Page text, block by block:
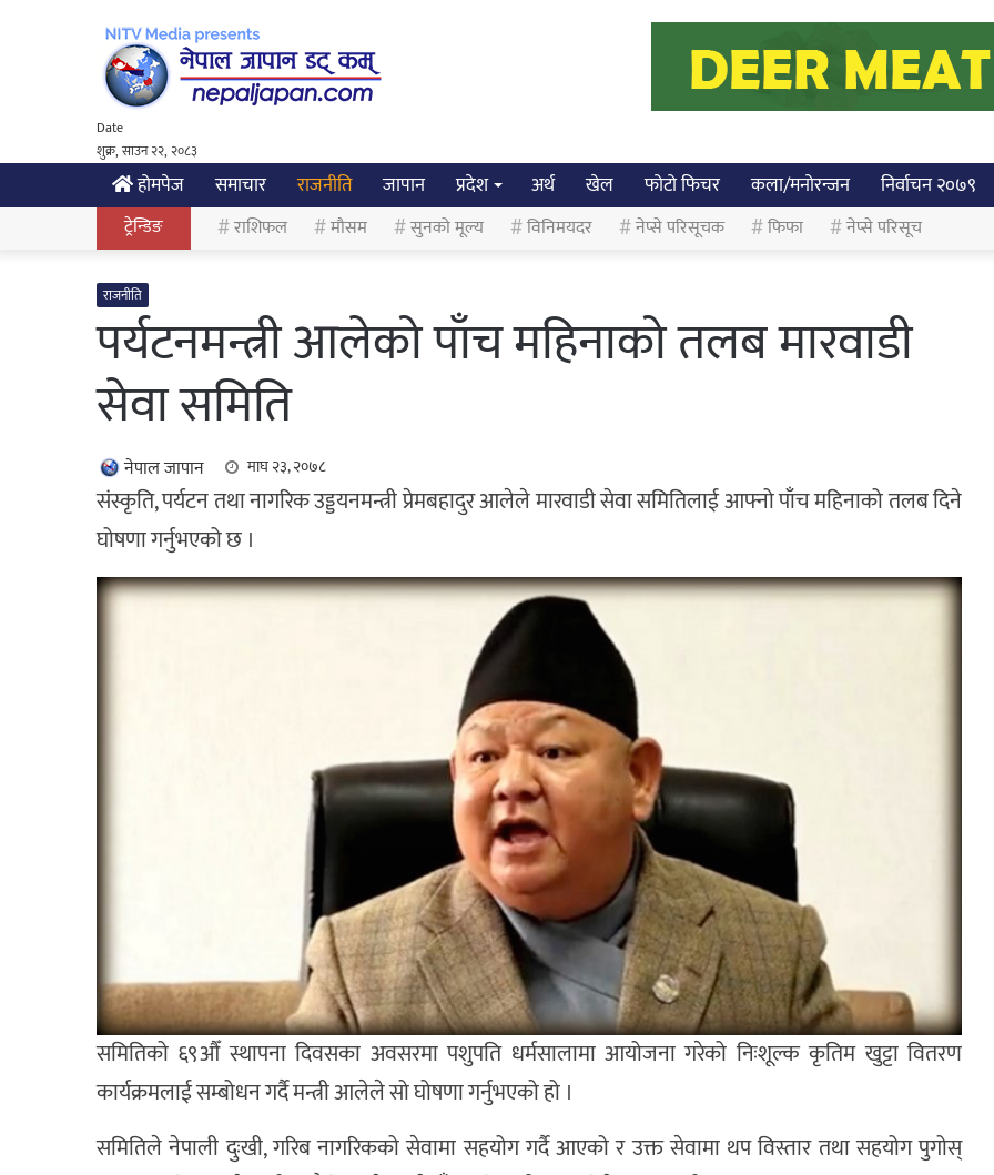
Date
शुक्र, साउन २२, २०८३
होमपेज समाचार राजनीति जापान प्रदेश अर्थ खेल फोटो फिचर कला/मनोरन्जन निर्वाचन २०७९
ट्रेन्डिङ राशिफल मौसम सुनको मूल्य विनिमयदर नेप्से परिसूचक फिफा नेप्से परिसूच
राजनीति
पर्यटनमन्त्री आलेको पाँच महिनाको तलब मारवाडी
सेवा समिति
नेपाल जापान माघ २३, २०७८
संस्कृति, पर्यटन तथा नागरिक उड्डयनमन्त्री प्रेमबहादुर आलेले मारवाडी सेवा समितिलाई आफ्नो पाँच महिनाको तलब दिने
घोषणा गर्नुभएको छ ।
समितिको ६९औँ स्थापना दिवसका अवसरमा पशुपति धर्मसालामा आयोजना गरेको निःशूल्क कृतिम खुट्टा वितरण
कार्यक्रमलाई सम्बोधन गर्दै मन्त्री आलेले सो घोषणा गर्नुभएको हो ।
समितिले नेपाली दुःखी, गरिब नागरिकको सेवामा सहयोग गर्दै आएको र उक्त सेवामा थप विस्तार तथा सहयोग पुगोस्